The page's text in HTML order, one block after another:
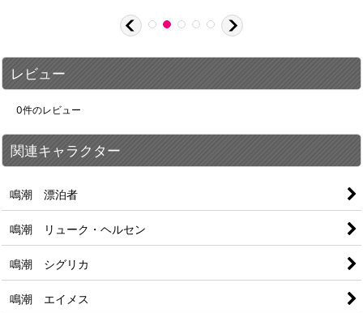
レビュー
0件のレビュー
関連キャラクター
鳴潮 漂泊者
鳴潮 リューク・ヘルセン
鳴潮 シグリカ
鳴潮 エイメス